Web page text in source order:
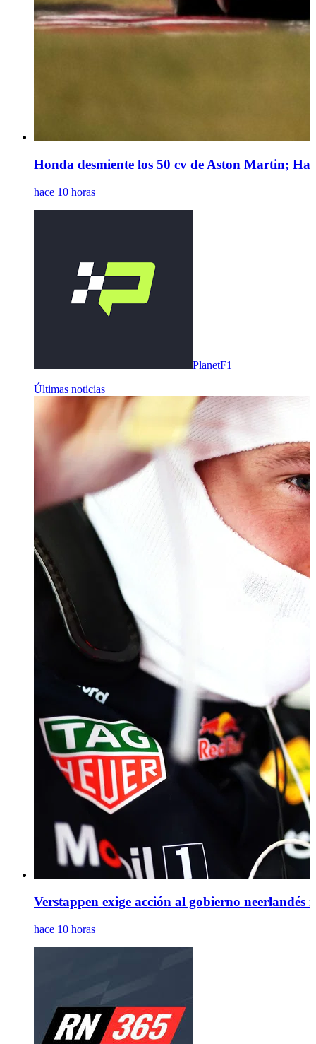
Honda desmiente los 50 cv de Aston Martin;
hace 10 horas
PlanetF1
Últimas noticias
Verstappen exige acción al gobierno
hace 10 horas